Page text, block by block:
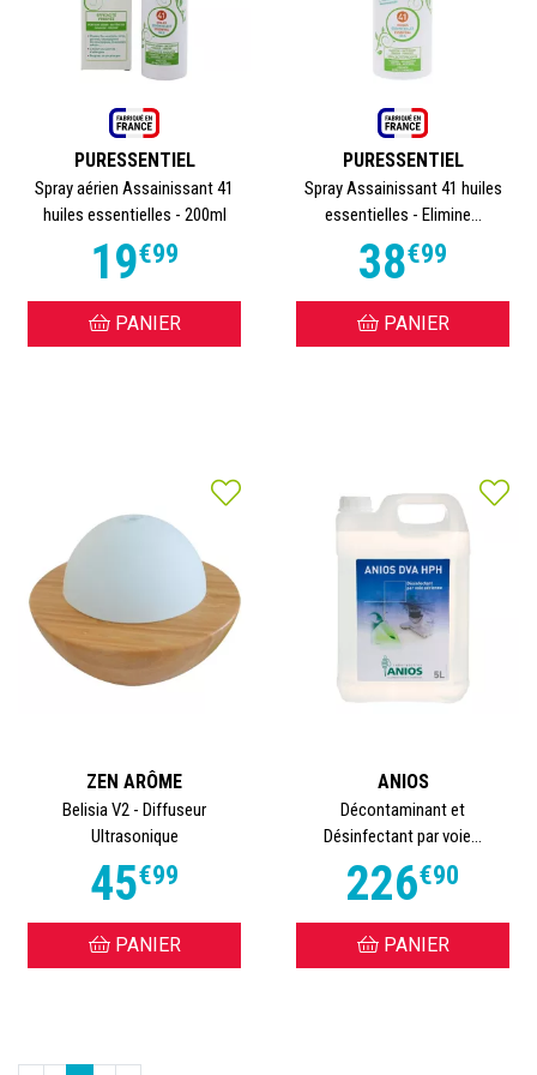
PURESSENTIEL
Spray aérien Assainissant 41
huiles essentielles - 200ml
19€99
PANIER
PURESSENTIEL
Spray Assainissant 41 huiles
essentielles - Elimine...
38€99
PANIER
ZEN ARÔME
Belisia V2 - Diffuseur
Ultrasonique
45€99
PANIER
ANIOS
Décontaminant et
Désinfectant par voie...
226€90
PANIER